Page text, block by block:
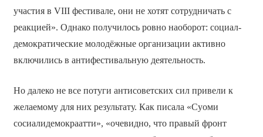
участия в VIII фестивале, они не хотят сотрудничать с
реакцией». Однако получилось ровно наоборот: социал-
демократические молодёжные организации активно
включились в антифестивальную деятельность.
Но далеко не все потуги антисоветских сил привели к
желаемому для них результату. Как писала «Суоми
сосиалидемокраатти», «очевидно, что правый фронт